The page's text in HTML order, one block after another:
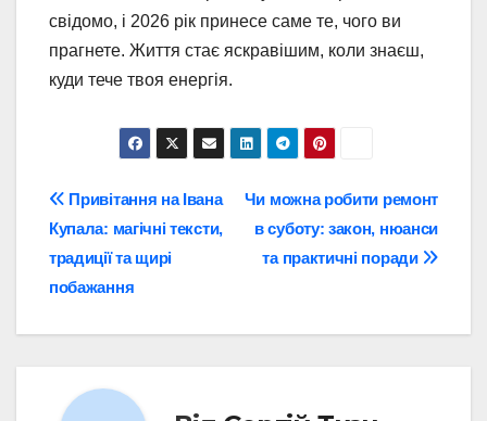
свідомо, і 2026 рік принесе саме те, чого ви
прагнете. Життя стає яскравішим, коли знаєш,
куди тече твоя енергія.
Навігація
записів
Чи можна робити ремонт
в суботу: закон, нюанси
та практичні поради
Привітання на Івана
Купала: магічні тексти,
традиції та щирі
побажання